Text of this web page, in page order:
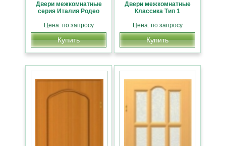
Двери межкомнатные
серия Италия Родео
Цена: по запросу
Купить
Двери межкомнатные
Классика Тип 1
Цена: по запросу
Купить